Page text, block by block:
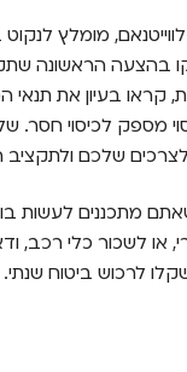
מומלץ
בהצעה הראשונה
בעיון את תנאי
מספק לכיסוי חסר.
שלכם ולתקציב
מתכננים לעשות
או לשכור כלי רכב,
לרכוש ביטוח שנתי.